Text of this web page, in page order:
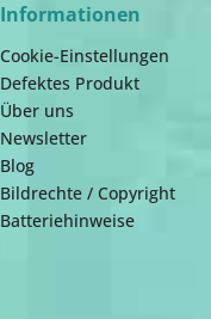
Informationen
Cookie-Einstellungen
Defektes Produkt
Über uns
Newsletter
Blog
Bildrechte / Copyright
Batteriehinweise